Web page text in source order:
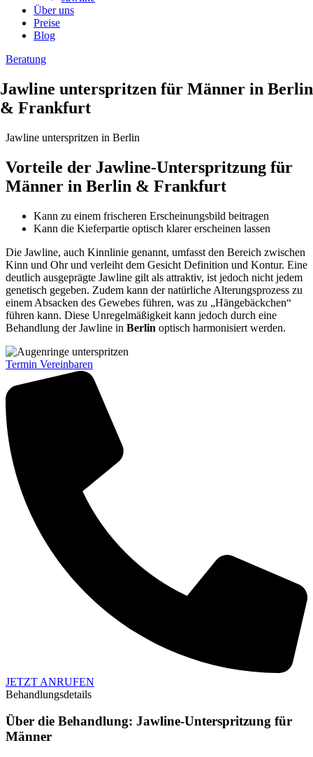
Über uns
Preise
Blog
Beratung
Jawline unterspritzen für Männer in Berlin
& Frankfurt
Jawline unterspritzen in Berlin
Vorteile der Jawline-Unterspritzung für
Männer in Berlin & Frankfurt
Kann zu einem frischeren Erscheinungsbild beitragen
Kann die Kieferpartie optisch klarer erscheinen lassen
Die Jawline, auch Kinnlinie genannt, umfasst den Bereich zwischen
Kinn und Ohr und verleiht dem Gesicht Definition und Kontur. Eine
deutlich ausgeprägte Jawline gilt als attraktiv, ist jedoch nicht jedem
genetisch gegeben. Zudem kann der natürliche Alterungsprozess zu
einem Absacken des Gewebes führen, was zu „Hängebäckchen“
führen kann. Diese Unregelmäßigkeit kann jedoch durch eine
Behandlung der Jawline in Berlin optisch harmonisiert werden.
Termin Vereinbaren
JETZT ANRUFEN
Behandlungsdetails
Über die Behandlung: Jawline-Unterspritzung für
Männer